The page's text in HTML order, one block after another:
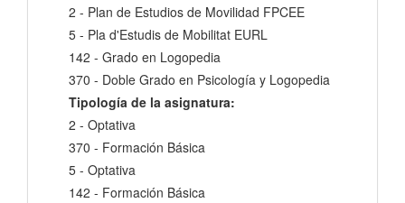
2 - Plan de Estudios de Movilidad FPCEE
5 - Pla d'Estudis de Mobilitat EURL
142 - Grado en Logopedia
370 - Doble Grado en Psicología y Logopedia
Tipología de la asignatura:
2 - Optativa
370 - Formación Básica
5 - Optativa
142 - Formación Básica